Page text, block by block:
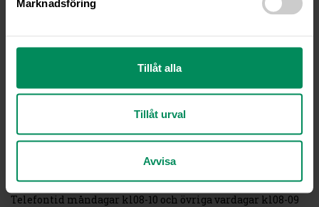
Marknadsföring
Tillåt alla
Tillåt urval
Avvisa
sbutik
Fredag kl08-16
Sommaröppet juni-juli
Veterinär rådfrågning
Telefontid måndagar kl08-10 och övriga vardagar kl08-09